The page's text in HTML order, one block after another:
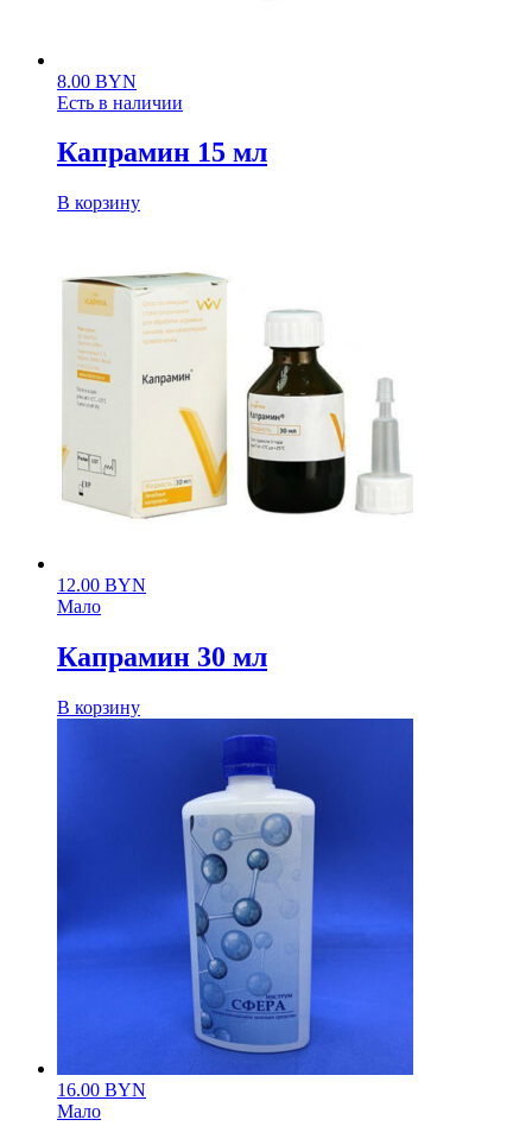
8.00 BYN
Есть в наличии
Капрамин 15 мл
В корзину
12.00 BYN
Мало
Капрамин 30 мл
В корзину
16.00 BYN
Мало